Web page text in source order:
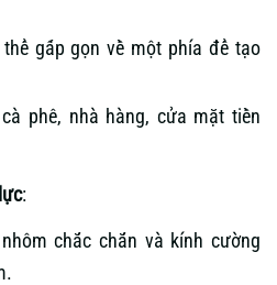
gấp gọn về một phía để tạo
phê, nhà hàng, cửa mặt tiền
:
chắc chắn và kính cường